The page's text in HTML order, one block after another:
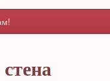
стена